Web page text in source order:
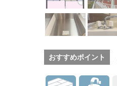
おすすめポイント